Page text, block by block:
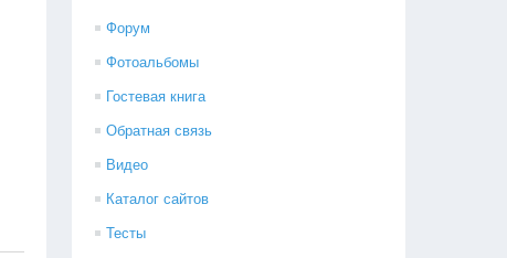
Форум
Фотоальбомы
Гостевая книга
Обратная связь
Видео
Каталог сайтов
Тесты